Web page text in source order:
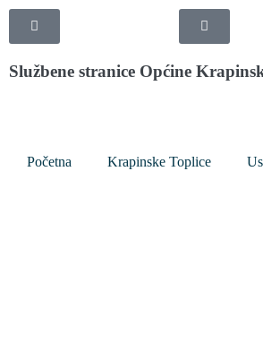
Službene stranice Općine
Početna Krapinske Toplice